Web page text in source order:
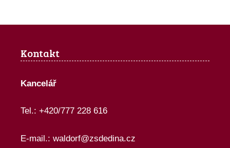
Kontakt
Kancelář
Tel.: +420/777 228 616
E-mail.: waldorf@zsdedina.cz